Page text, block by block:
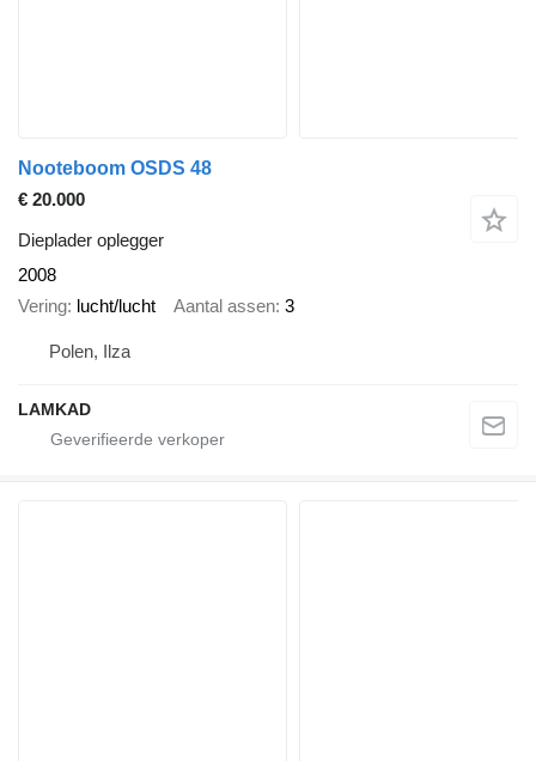
Nooteboom OSDS 48
€ 20.000
Dieplader oplegger
2008
Vering lucht/lucht Aantal assen 3
Polen, Ilza
LAMKAD